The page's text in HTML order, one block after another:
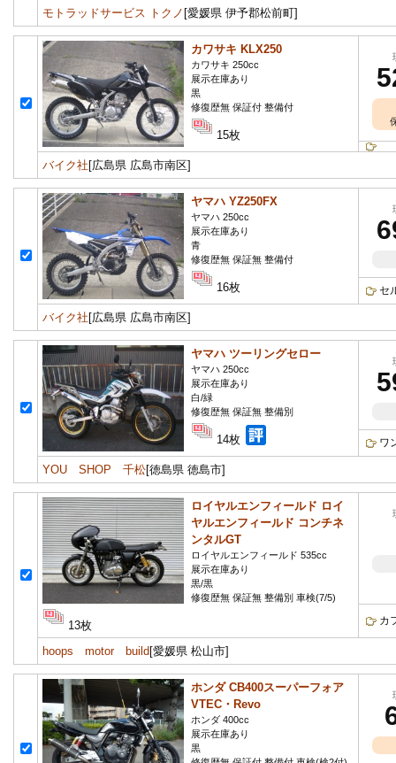
モトラッドサービス トクノ [愛媛県 伊予郡松前町]
カワサキ KLX250
カワサキ 250cc
展示在庫あり
黒
修復歴無 保証付 整備付
15枚
バイク社 [広島県 広島市南区]
ヤマハ YZ250FX
ヤマハ 250cc
展示在庫あり
青
修復歴無 保証無 整備付
16枚 セ
バイク社 [広島県 広島市南区]
ヤマハ ツーリングセロー
ヤマハ 250cc
展示在庫あり
白/緑
修復歴無 保証無 整備別
14枚 ワ
YOU SHOP 千松[徳島県 徳島市]
ロイヤルエンフィールド ロイ
ヤルエンフィールド コンチネ
ンタルGT
ロイヤルエンフィールド 535cc
展示在庫あり
黒/黒
修復歴無 保証無 整備別 車検(7/5)
13枚 カ
hoops motor build [愛媛県 松山市]
ホンダ CB400スーパーフォア
VTEC・Revo
ホンダ 400cc
展示在庫あり
黒